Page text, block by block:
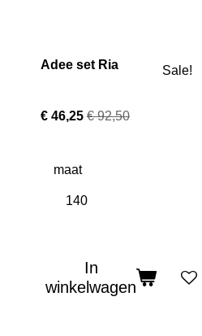
Adee set Ria
Sale!
€ 46,25 € 92,50
maat
In
winkelwagen